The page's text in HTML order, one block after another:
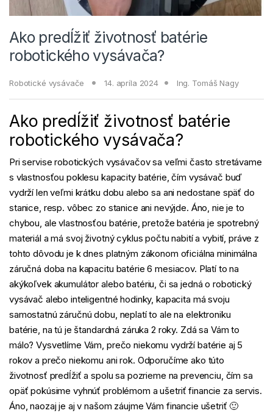
Ako predĺžiť životnosť batérie
robotického vysávača?
Robotické vysávače 14. apríla 2024 Ing. Tomáš Nagy
Ako predĺžiť životnosť batérie
robotického vysávača?
Pri servise robotických vysávačov sa veľmi často stretávame
s vlastnosťou poklesu kapacity batérie, čím vysávač buď
vydrží len veľmi krátku dobu alebo sa ani nedostane späť do
stanice, resp. vôbec zo stanice ani nevýjde. Áno, nie je to
chybou, ale vlastnosťou batérie, pretože batéria je spotrebný
materiál a má svoj životný cyklus počtu nabití a vybití, práve z
tohto dôvodu je k dnes platným zákonom oficiálna minimálna
záručná doba na kapacitu batérie 6 mesiacov. Platí to na
akýkoľvek akumulátor alebo batériu, či sa jedná o robotický
vysávač alebo inteligentné hodinky, kapacita má svoju
samostatnú záručnú dobu, neplatí to ale na elektroniku
batérie, na tú je štandardná záruka 2 roky. Zdá sa Vám to
málo? Vysvetlíme Vám, prečo niekomu vydrží batérie aj 5
rokov a prečo niekomu ani rok. Odporučíme ako túto
životnosť predĺžiť a spolu sa pozrieme na prevenciu, čím sa
opäť pokúsime vyhnúť problémom a ušetriť financie za servis.
Áno, naozaj je aj v našom záujme Vám financie ušetriť 🙂